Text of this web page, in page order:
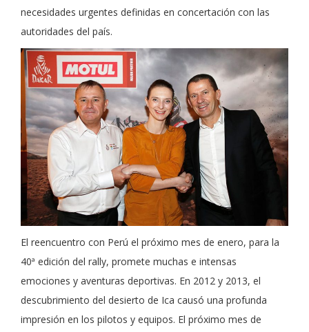
necesidades urgentes definidas en concertación con las
autoridades del país.
El reencuentro con Perú el próximo mes de enero, para la
40ª edición del rally, promete muchas e intensas
emociones y aventuras deportivas. En 2012 y 2013, el
descubrimiento del desierto de Ica causó una profunda
impresión en los pilotos y equipos. El próximo mes de